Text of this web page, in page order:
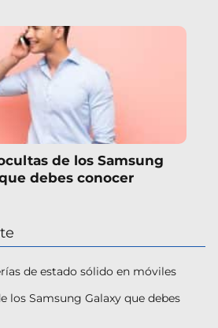
de los Samsung
debes conocer
de estado sólido en móviles
los Samsung Galaxy que debes